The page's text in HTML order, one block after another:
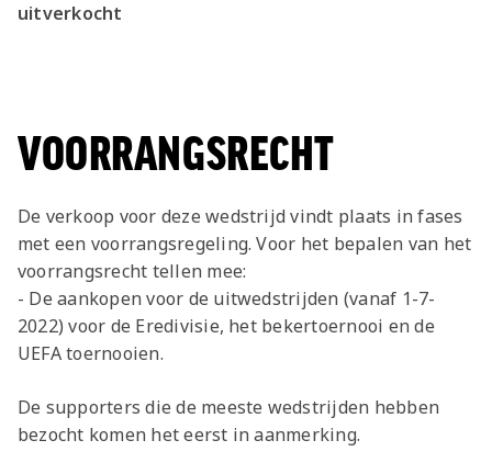
uitverkocht
VOORRANGSRECHT
De verkoop voor deze wedstrijd vindt plaats in fases
met een voorrangsregeling. Voor het bepalen van het
voorrangsrecht tellen mee:
- De aankopen voor de uitwedstrijden (vanaf 1-7-
2022) voor de Eredivisie, het bekertoernooi en de
UEFA toernooien.
De supporters die de meeste wedstrijden hebben
bezocht komen het eerst in aanmerking.